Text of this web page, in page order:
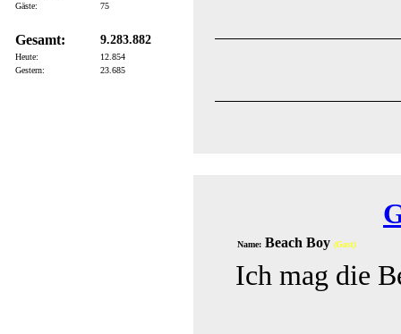
Gäste:
75
Gesamt: 9.283.882
Heute:
12.854
Gestern:
23.685
Name: Beach Boy (Gast)
Ich mag die